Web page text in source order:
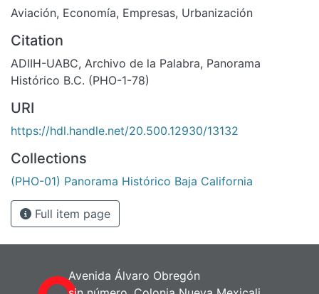
Aviación, Economía, Empresas, Urbanización
Citation
ADIIH-UABC, Archivo de la Palabra, Panorama
Histórico B.C. (PHO-1-78)
URI
https://hdl.handle.net/20.500.12930/13132
Collections
(PHO-01) Panorama Histórico Baja California
Full item page
Avenida Álvaro Obregón